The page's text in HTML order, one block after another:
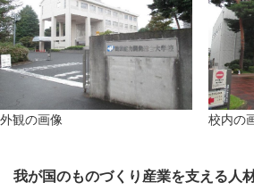
外観の画像 校内の
我が国のものづくり産業を支える人